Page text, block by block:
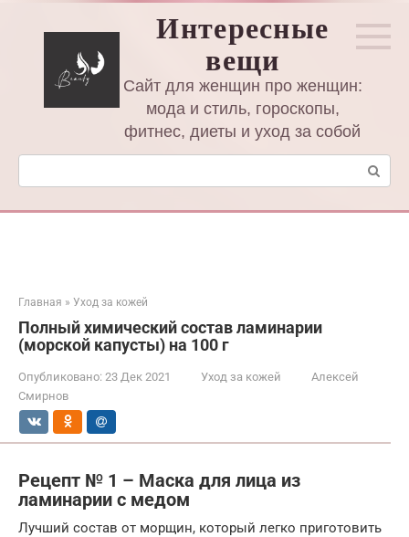
Интересные
вещи
Сайт для женщин про женщин:
мода и стиль, гороскопы,
фитнес, диеты и уход за собой
Поиск:
Главная » Уход за кожей
Полный химический состав ламинарии
(морской капусты) на 100 г
Опубликовано: 23 Дек 2021 Уход за кожей
Алексей
Смирнов
Рецепт № 1 – Маска для лица из
ламинарии с медом
Лучший состав от морщин, который легко приготовить